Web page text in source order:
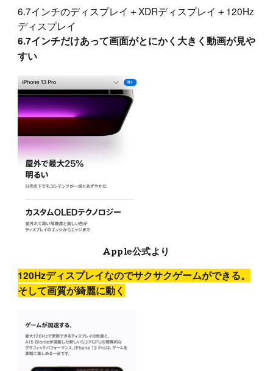
6.7インチのディスプレイ＋XDRディスプレイ＋120Hz
ディスプレイ
6.7インチだけあって画面がとにかく大きく動画が見や
すい
Apple公式より
120Hzディスプレイなのでサクサクゲームができる。
そして画質が綺麗に動く